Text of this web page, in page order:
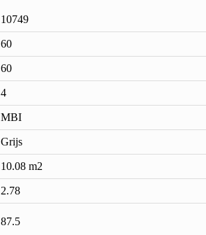
10749
60
60
4
MBI
Grijs
10.08 m2
2.78
87.5